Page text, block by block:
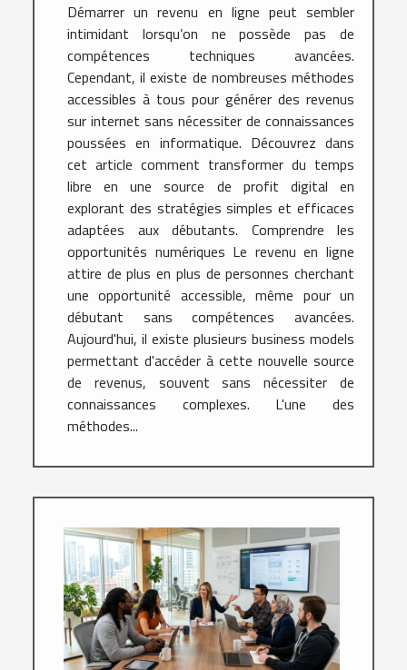
Démarrer un revenu en ligne peut sembler
intimidant lorsqu’on ne possède pas de
compétences techniques avancées.
Cependant, il existe de nombreuses méthodes
accessibles à tous pour générer des revenus
sur internet sans nécessiter de connaissances
poussées en informatique. Découvrez dans
cet article comment transformer du temps
libre en une source de profit digital en
explorant des stratégies simples et efficaces
adaptées aux débutants. Comprendre les
opportunités numériques Le revenu en ligne
attire de plus en plus de personnes cherchant
une opportunité accessible, même pour un
débutant sans compétences avancées.
Aujourd'hui, il existe plusieurs business models
permettant d'accéder à cette nouvelle source
de revenus, souvent sans nécessiter de
connaissances complexes. L'une des
méthodes...